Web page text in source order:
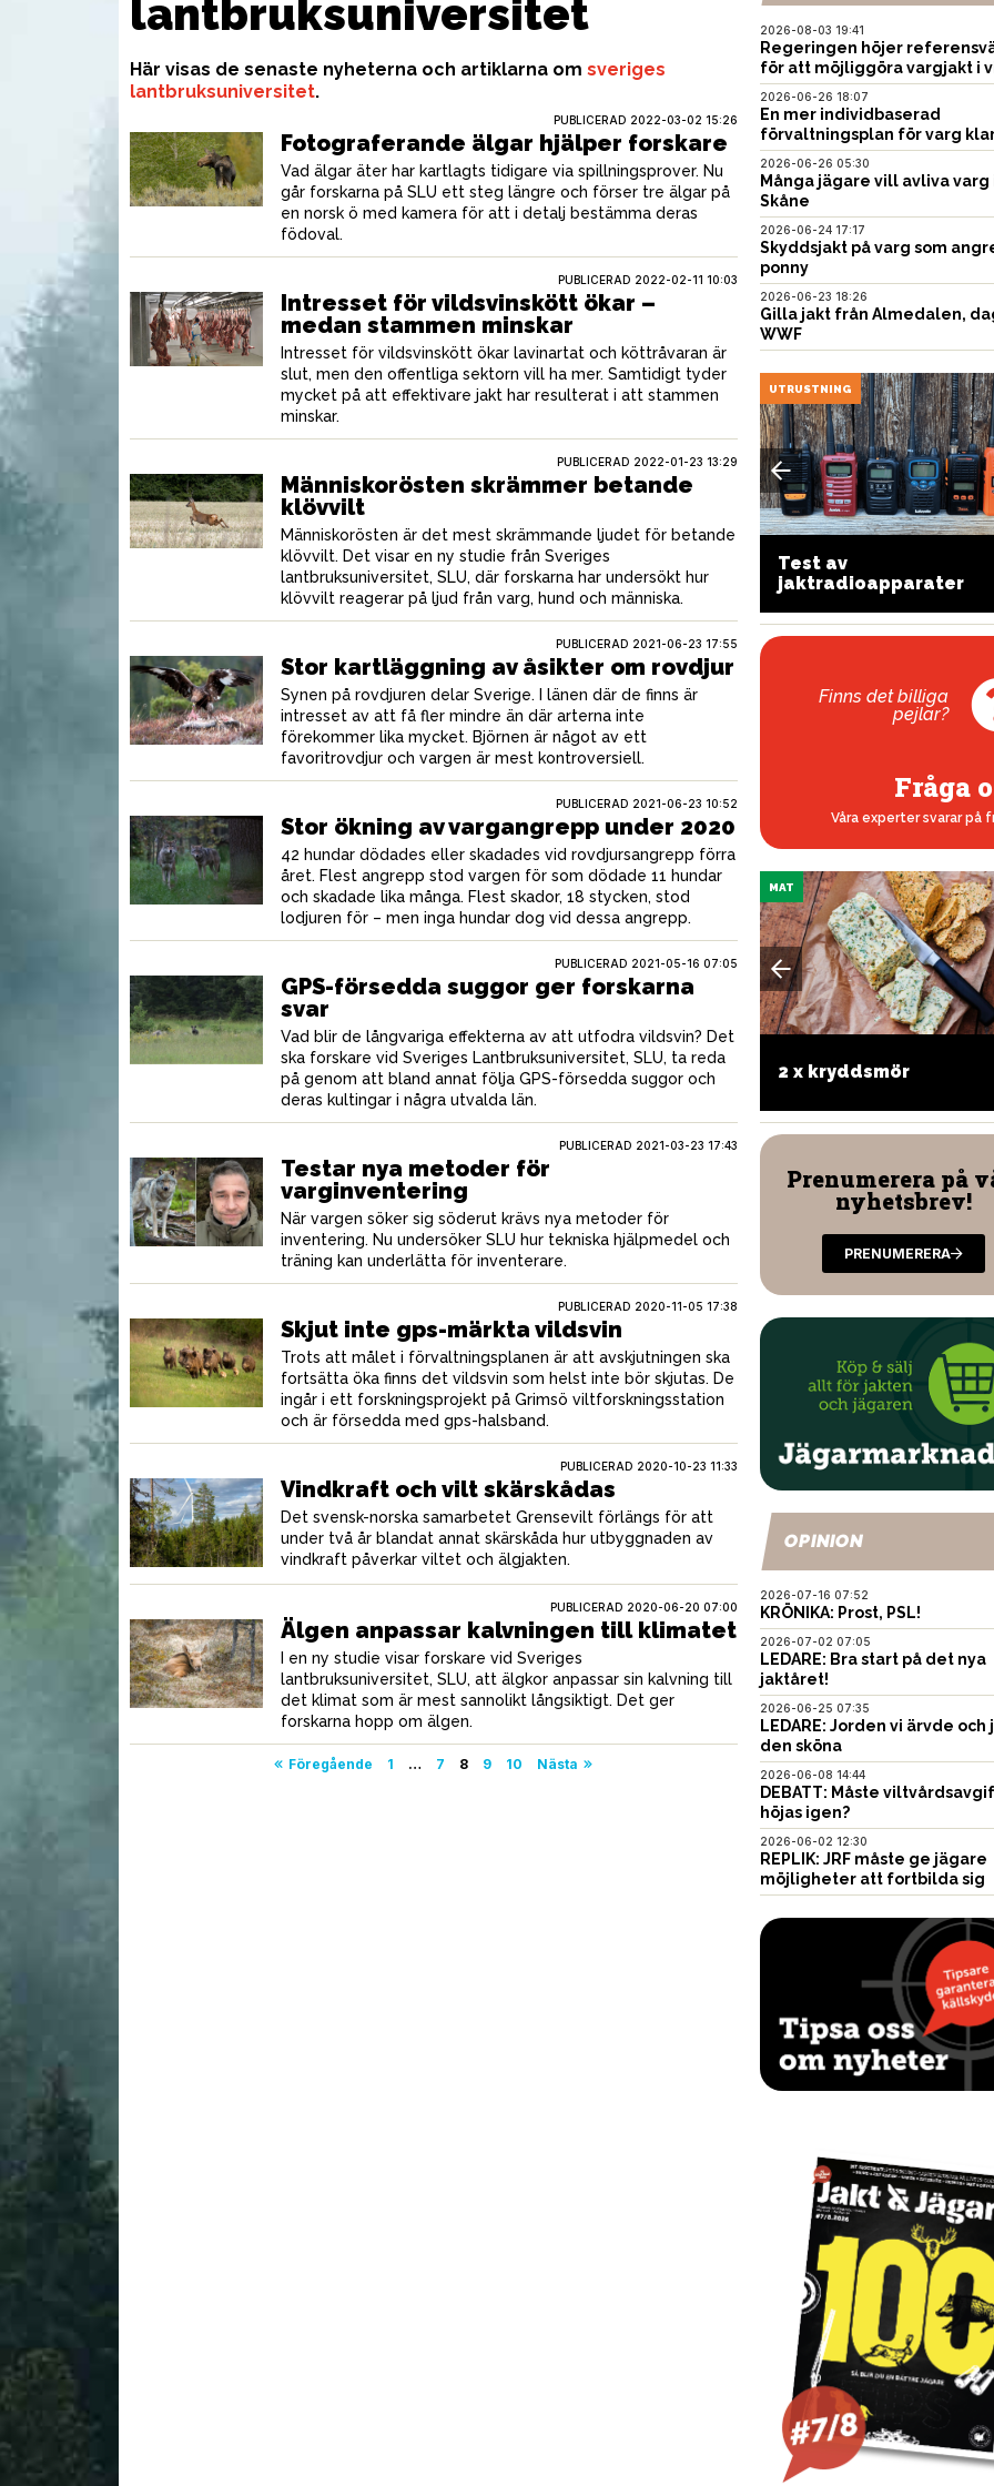
lantbruksuniversitet
Här visas de senaste nyheterna och artiklarna om sveriges
lantbruksuniversitet.
PUBLICERAD 2022-03-02 15:26
Fotograferande älgar hjälper forskare
Vad älgar äter har kartlagts tidigare via spillningsprover. Nu
går forskarna på SLU ett steg längre och förser tre älgar på
en norsk ö med kamera för att i detalj bestämma deras
födoval.
PUBLICERAD 2022-02-11 10:03
Intresset för vildsvinskött ökar –
medan stammen minskar
Intresset för vildsvinskött ökar lavinartat och köttråvaran är
slut, men den offentliga sektorn vill ha mer. Samtidigt tyder
mycket på att effektivare jakt har resulterat i att stammen
minskar.
PUBLICERAD 2022-01-23 13:29
Människorösten skrämmer betande
klövvilt
Människorösten är det mest skrämmande ljudet för betande
klövvilt. Det visar en ny studie från Sveriges
lantbruksuniversitet, SLU, där forskarna har undersökt hur
klövvilt reagerar på ljud från varg, hund och människa.
PUBLICERAD 2021-06-23 17:55
Stor kartläggning av åsikter om rovdjur
Synen på rovdjuren delar Sverige. I länen där de finns är
intresset av att få fler mindre än där arterna inte
förekommer lika mycket. Björnen är något av ett
favoritrovdjur och vargen är mest kontroversiell.
PUBLICERAD 2021-06-23 10:52
Stor ökning av vargangrepp under 2020
42 hundar dödades eller skadades vid rovdjursangrepp förra
året. Flest angrepp stod vargen för som dödade 11 hundar
och skadade lika många. Flest skador, 18 stycken, stod
lodjuren för – men inga hundar dog vid dessa angrepp.
PUBLICERAD 2021-05-16 07:05
GPS-försedda suggor ger forskarna
svar
Vad blir de långvariga effekterna av att utfodra vildsvin? Det
ska forskare vid Sveriges Lantbruksuniversitet, SLU, ta reda
på genom att bland annat följa GPS-försedda suggor och
deras kultingar i några utvalda län.
PUBLICERAD 2021-03-23 17:43
Testar nya metoder för
varginventering
När vargen söker sig söderut krävs nya metoder för
inventering. Nu undersöker SLU hur tekniska hjälpmedel och
träning kan underlätta för inventerare.
PUBLICERAD 2020-11-05 17:38
Skjut inte gps-märkta vildsvin
Trots att målet i förvaltningsplanen är att avskjutningen ska
fortsätta öka finns det vildsvin som helst inte bör skjutas. De
ingår i ett forskningsprojekt på Grimsö viltforskningsstation
och är försedda med gps-halsband.
PUBLICERAD 2020-10-23 11:33
Vindkraft och vilt skärskådas
Det svensk-norska samarbetet Grensevilt förlängs för att
under två år blandat annat skärskåda hur utbyggnaden av
vindkraft påverkar viltet och älgjakten.
PUBLICERAD 2020-06-20 07:00
Älgen anpassar kalvningen till klimatet
I en ny studie visar forskare vid Sveriges
lantbruksuniversitet, SLU, att älgkor anpassar sin kalvning till
det klimat som är mest sannolikt långsiktigt. Det ger
forskarna hopp om älgen.
Sidnumrering Föregående 1 … 7 8 9 10 Nästa
2026-08-03 19:41
Regeringen höjer
för att möjliggöra vargjakt i
2026-06-26 18:07
En mer individbaserad
förvaltningsplan för varg
2026-06-26 05:30
Många jägare vill avliva varg
Skåne
2026-06-24 17:17
Skyddsjakt på varg som
ponny
2026-06-23 18:26
Gilla jakt från Almedalen,
WWF
Praktiskt plagg som gör
jakten säkrare
UTRUSTNING
Köp höst- och
vinterkängorna redan nu
UTRUSTNING
Test av
jaktradioapparater
Finns det billiga
pejlar?
Fråga
Våra experter svarar på
MAT
Potatispaj med getost
MAT
Viltfärspiroger
MAT
2 x kryddsmör
Prenumerera på
nyhetsbrev!
PRENUMERERA
OPINION
2026-07-16 07:52
KRÖNIKA: Prost, PSL!
2026-07-02 07:05
LEDARE: Bra start på det nya
jaktåret!
2026-06-25 07:35
LEDARE: Jorden vi ärvde och
den sköna
2026-06-08 14:44
DEBATT: Måste
höjas igen?
2026-06-02 12:30
REPLIK: JRF måste ge jägare
möjligheter att fortbilda sig